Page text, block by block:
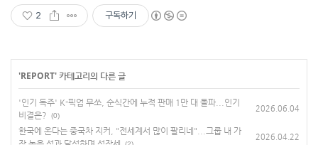
2 구독하기
'REPORT' 카테고리의 다른 글
'인기 독주' K-픽업 무쏘, 순식간에 누적 판매 1만 대 돌파...인기
비결은?
(0)
2026.06.04
한국에 온다는 중국차 지커, "전세계서 많이 팔리네"...그룹 내 가
2026.04.22